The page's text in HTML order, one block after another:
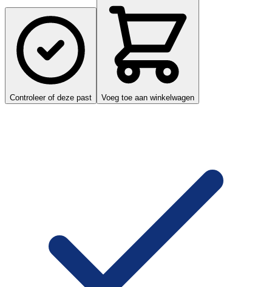
Controleer of deze past Voeg toe aan winkelwagen